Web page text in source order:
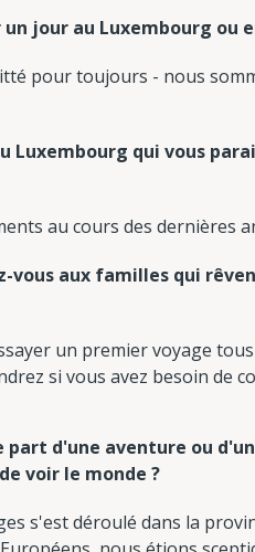
un jour au Luxembourg ou
pour toujours - nous
Luxembourg qui vous
au cours des dernières
vous aux familles qui
un premier voyage
si vous avez besoin de
part d'une aventure ou
voir le monde ?
s'est déroulé dans la